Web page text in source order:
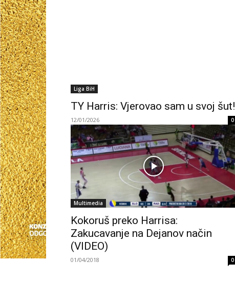
Liga BiH
TY Harris: Vjerovao sam u svoj šut!
12/01/2026 0
Multimedia
Kokoruš preko Harrisa:
Zakucavanje na Dejanov način
(VIDEO)
01/04/2018 0